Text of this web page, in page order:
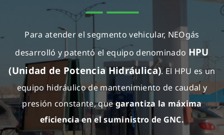
Para atender el segmento vehicular, NEOgás
desarrolló y patentó el equipo denominado HPU
(Unidad de Potencia Hidráulica). El HPU es un
equipo hidráulico de mantenimiento de caudal y
presión constante, quegarantiza la máxima
eficiencia en el suministro de GNC.